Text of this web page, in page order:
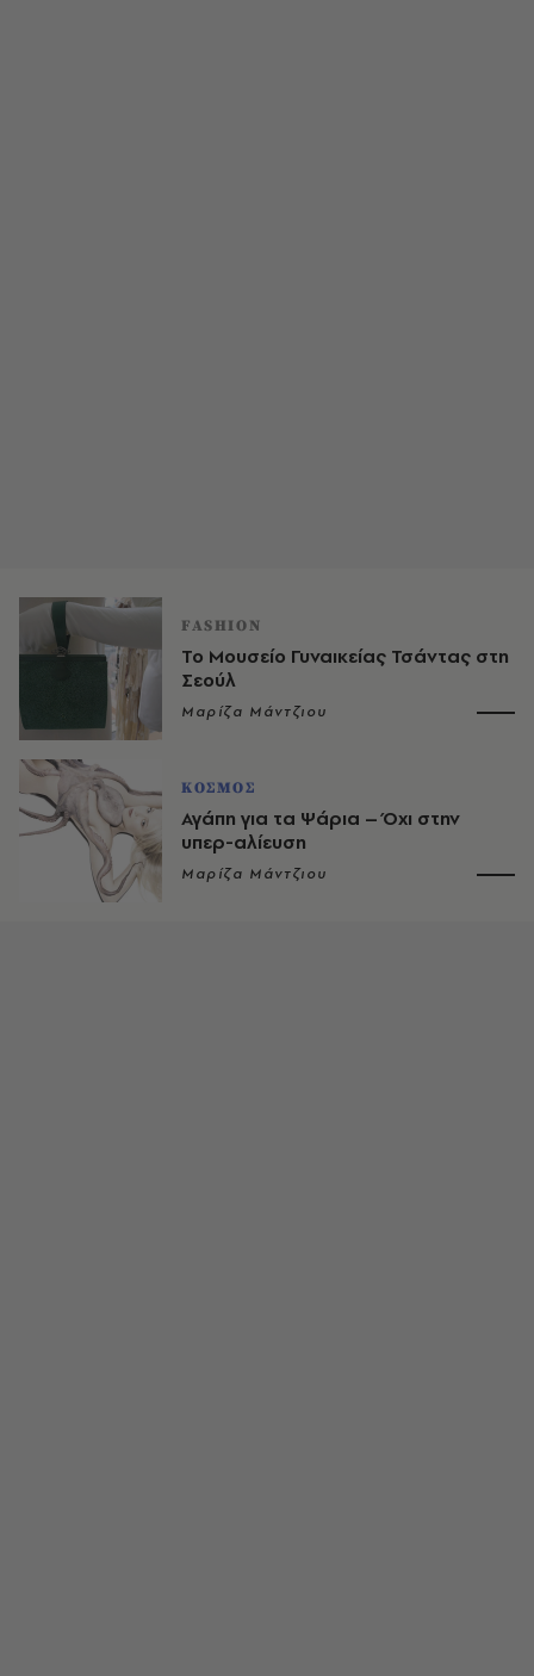
FASHION
Το Μουσείο Γυναικείας Τσάντας στη
Σεούλ
Μαρίζα Μάντζιου
ΚΟΣΜΟΣ
Αγάπη για τα Ψάρια – Όχι στην
υπερ-αλίευση
Μαρίζα Μάντζιου